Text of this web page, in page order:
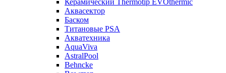
Керамический Thermotip EVOthermic
Аквасектор
Баском
Титановые PSA
Акватехника
AquaViva
AstralPool
Behncke